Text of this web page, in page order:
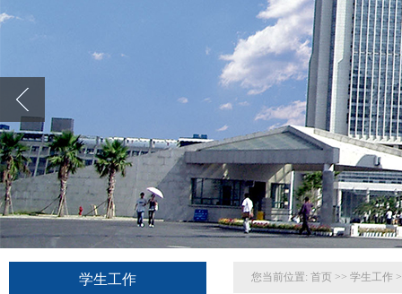
学生工作 您当前位置: 首页 >> 学生工作